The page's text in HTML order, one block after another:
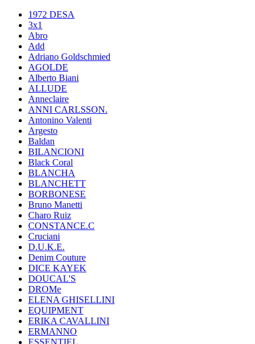
1972 DESA
3x1
Abro
Add
Adriano Goldschmied
AGOLDE
Alberto Biani
ALLUDE
Anneclaire
ANNI CARLSSON.
Antonino Valenti
Argesto
Baldan
BILANCIONI
Black Coral
BLANCHA
BLANCHETT
BORBONESE
Bruno Manetti
Charo Ruiz
CONSTANCE.C
Cruciani
D.U.K.E.
Denim Couture
DICE KAYEK
DOUCAL'S
DROMe
ELENA GHISELLINI
EQUIPMENT
ERIKA CAVALLINI
ERMANNO
ESSENTIEL